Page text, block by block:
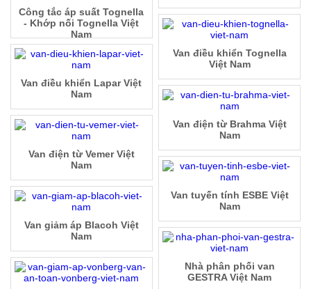
Công tắc áp suất Tognella
- Khớp nối Tognella Việt
Nam
Van điều khiển Tognella
Việt Nam
Van điều khiển Lapar Việt
Nam
Van điện từ Brahma Việt
Nam
Van điện từ Vemer Việt
Nam
Van tuyến tính ESBE Việt
Nam
Van giảm áp Blacoh Việt
Nam
Nhà phân phối van
GESTRA Việt Nam